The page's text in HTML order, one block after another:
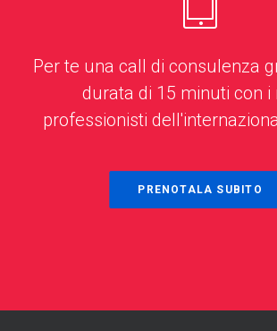
Per te una call di consulenza
durata di 15 minuti con i
professionisti
PRENOTALA SUBITO